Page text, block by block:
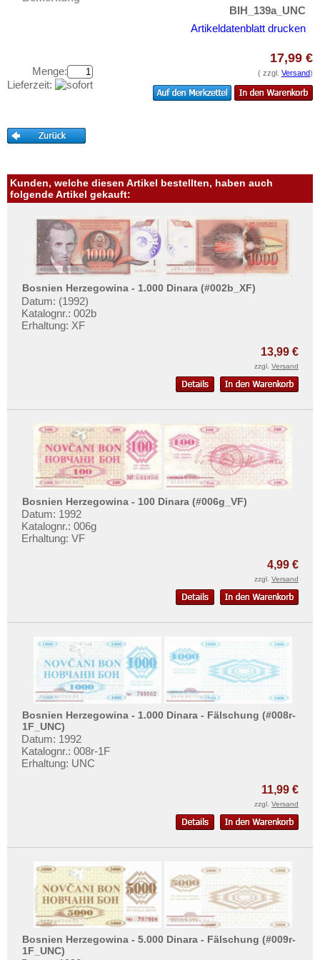
Finnland
Griechenland
Grönland
Guernsey
Island
Isle of Man
Italien
Jersey
Jugoslawien
Kroatien
Lettland
Liechtenstein
Memelgebiet
Moldawien
Montenegro
Niederlande
Nordirland
Norwegen
Russland
Saarland
San Marino
Schottland
Schweden
Schweiz
Spanien
Spitzbergen
Tatarstan
Transnistrien
Tschechische Republik
Tschechoslowakei
Testbanknoten
Aufbewahrung
Gutscheine
Ihre Bewertungen
Informationen
Preislisten
Ankauf
Erhaltungsgrade
Gratisbanknoten
FAQ
Mehr über...
Privatsphäre und Datenschutz
AGB
Impressum
BIH_139a_UNC
Artikeldatenblatt drucken
Menge:
Lieferzeit:
17,99 €
( zzgl. Versand)
Kunden, welche diesen Artikel bestellten, haben auch
folgende Artikel gekauft:
Bosnien Herzegowina - 1.000 Dinara (#002b_XF)
Datum: (1992)
Katalognr.: 002b
Erhaltung: XF
13,99 €
zzgl. Versand
Bosnien Herzegowina - 100 Dinara (#006g_VF)
Datum: 1992
Katalognr.: 006g
Erhaltung: VF
4,99 €
zzgl. Versand
Bosnien Herzegowina - 1.000 Dinara - Fälschung (#008r-
1F_UNC)
Datum: 1992
Katalognr.: 008r-1F
Erhaltung: UNC
11,99 €
zzgl. Versand
Bosnien Herzegowina - 5.000 Dinara - Fälschung (#009r-
1F_UNC)